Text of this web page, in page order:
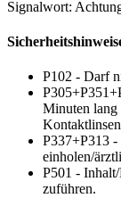
Signalwort:
P102 - Darf
Minuten lang
P337+P313
einholen/
P501 -
zuführen.